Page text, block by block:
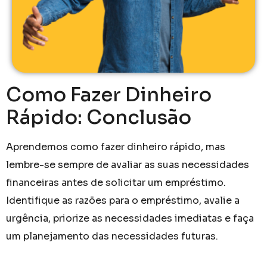
Como Fazer Dinheiro
Rápido: Conclusão
Aprendemos como fazer dinheiro rápido, mas
lembre-se sempre de avaliar as suas necessidades
financeiras antes de solicitar um empréstimo.
Identifique as razões para o empréstimo, avalie a
urgência, priorize as necessidades imediatas e faça
um planejamento das necessidades futuras.